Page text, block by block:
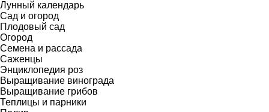
Лунный календарь
Сад и огород
Плодовый сад
Огород
Семена и рассада
Саженцы
Энциклопедия роз
Выращивание винограда
Выращивание грибов
Теплицы и парники